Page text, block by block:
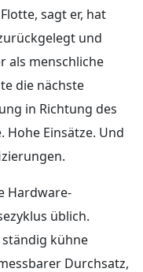
sagt er, hat
und
als menschliche
die nächste
in Richtung des
Einsätze. Und
Hardware-
üblich.
kühne
Durchsatz,